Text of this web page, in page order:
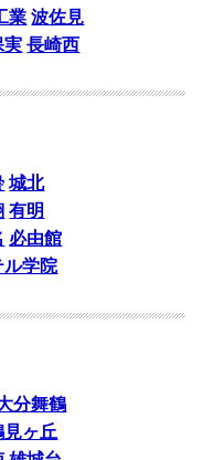
業 波佐見
実 長崎西
城北
有明
必由館
ル学院
分舞鶴
見ヶ丘